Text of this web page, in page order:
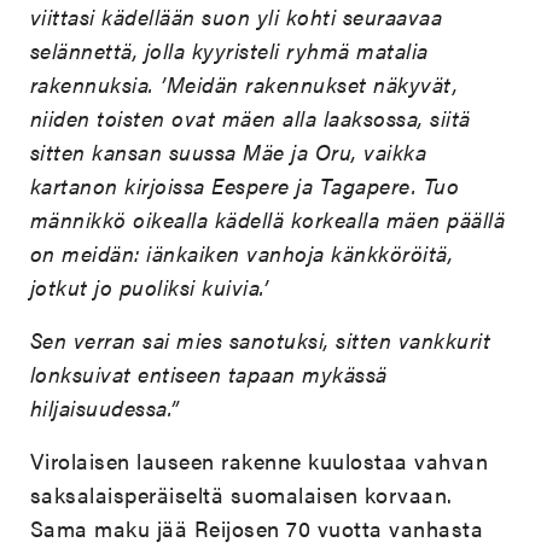
viittasi kädellään suon yli kohti seuraavaa
selännettä, jolla kyyristeli ryhmä matalia
rakennuksia. ’Meidän rakennukset näkyvät,
niiden toisten ovat mäen alla laaksossa, siitä
sitten kansan suussa Mäe ja Oru, vaikka
kartanon kirjoissa Eespere ja Tagapere. Tuo
männikkö oikealla kädellä korkealla mäen päällä
on meidän: iänkaiken vanhoja känkköröitä,
jotkut jo puoliksi kuivia.’
Sen verran sai mies sanotuksi, sitten vankkurit
lonksuivat entiseen tapaan mykässä
hiljaisuudessa.”
Virolaisen lauseen rakenne kuulostaa vahvan
saksalaisperäiseltä suomalaisen korvaan.
Sama maku jää Reijosen 70 vuotta vanhasta